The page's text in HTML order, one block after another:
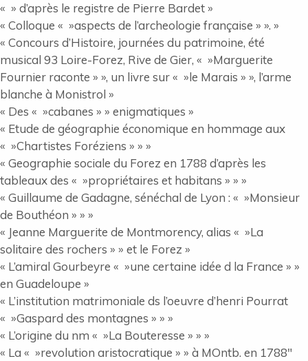
« » d’après le registre de Pierre Bardet »
« Colloque « »aspects de l’archeologie française » ». »
« Concours d’Histoire, journées du patrimoine, été
musical 93 Loire-Forez, Rive de Gier, « »Marguerite
Fournier raconte » », un livre sur « »le Marais » », l’arme
blanche à Monistrol »
« Des « »cabanes » » enigmatiques »
« Etude de géographie économique en hommage aux
« »Chartistes Foréziens » » »
« Geographie sociale du Forez en 1788 d’après les
tableaux des « »propriétaires et habitans » » »
« Guillaume de Gadagne, sénéchal de Lyon : « »Monsieur
de Bouthéon » » »
« Jeanne Marguerite de Montmorency, alias « »La
solitaire des rochers » » et le Forez »
« L’amiral Gourbeyre « »une certaine idée d la France » »
en Guadeloupe »
« L’institution matrimoniale ds l’oeuvre d’henri Pourrat
« »Gaspard des montagnes » » »
« L’origine du nm « »La Bouteresse » » »
« La « »revolution aristocratique » » à MOntb. en 1788″